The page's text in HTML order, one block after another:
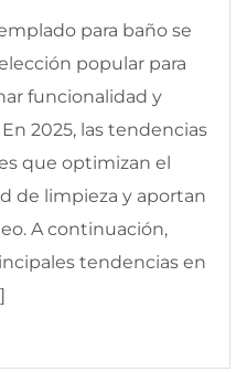
para baño se
popular para
funcionalidad y
2025, las tendencias
que optimizan el
de limpieza y aportan
A continuación,
tendencias en